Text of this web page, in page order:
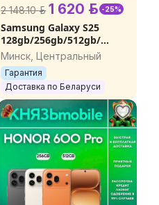
2 148.10 р. 1 620 р. -25%
Samsung Galaxy S25
128gb/256gb/512gb/
ГАРАНТИЯ/ДОСТАВКА
Минск, Центральный
Гарантия
Доставка по Беларуси